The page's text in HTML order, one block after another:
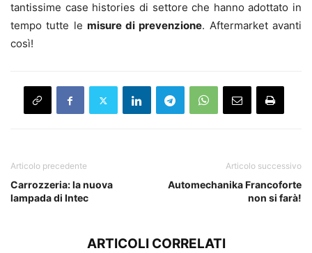
tantissime case histories di settore che hanno adottato in
tempo tutte le misure di prevenzione. Aftermarket avanti
così!
Articolo precedente
Carrozzeria: la nuova
lampada di Intec
Articolo successivo
Automechanika Francoforte
non si farà!
ARTICOLI CORRELATI